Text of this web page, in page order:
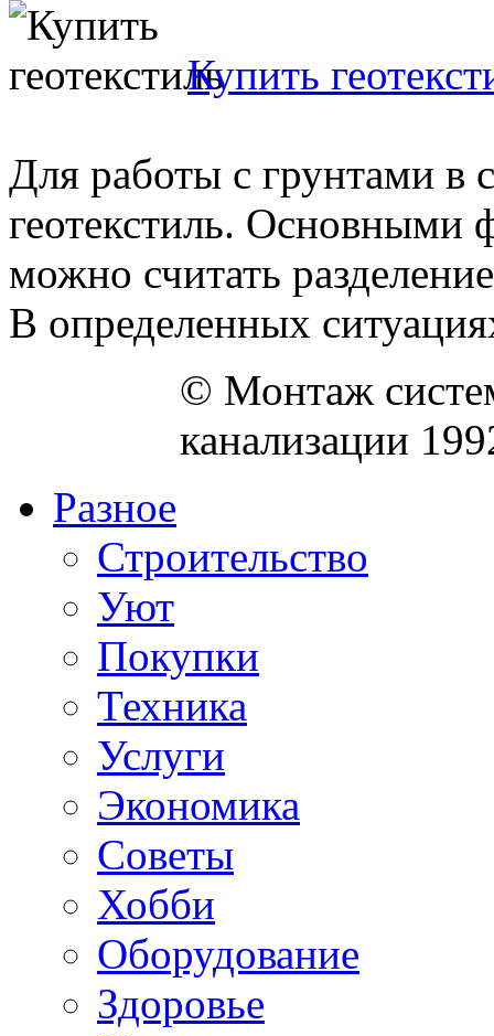
Купить
Для работы с грунтами в
геотекстиль. Основными
можно считать
В определенных
© Монтаж
канализации
Разное
Строительство
Уют
Покупки
Техника
Услуги
Экономика
Советы
Хобби
Oборудование
Здоровье